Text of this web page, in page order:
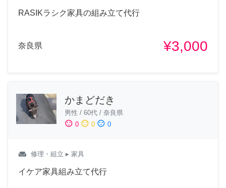
RASIKラシク家具の組み立て代行
奈良県 ¥3,000
かまどだき
男性 / 60代 / 奈良県
sentiment_satisfied 0 sentiment_neutral 0 sentiment_dissatisfied 0
weekend 修理・組立 ▸ 家具
イケア家具組み立て代行